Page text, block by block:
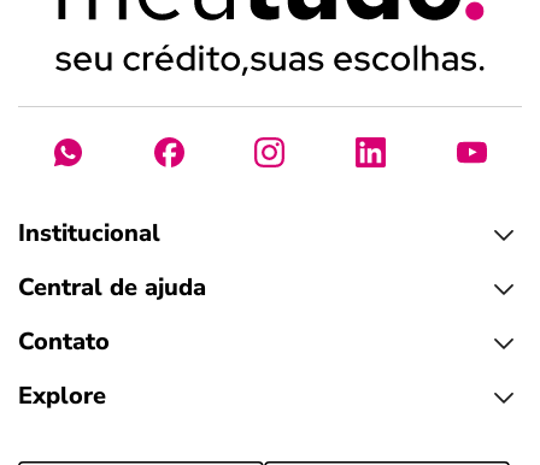
Institucional
Central de ajuda
Contato
Explore